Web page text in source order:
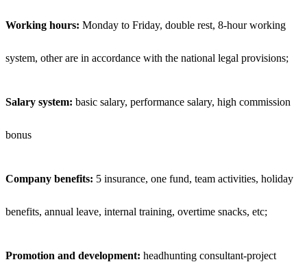
Working hours: Monday to Friday, double rest, 8-hour working
system, other are in accordance with the national legal provisions;
Salary system: basic salary, performance salary, high commission
bonus
Company benefits: 5 insurance, one fund, team activities, holiday
benefits, annual leave, internal training, overtime snacks, etc;
Promotion and development: headhunting consultant-project